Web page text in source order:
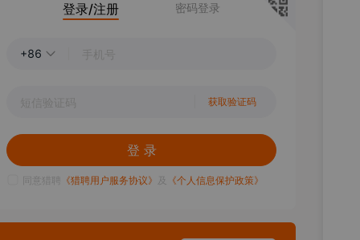
登录/注册 密码登录
+86
获取验证码
登 录
同意猎聘 《猎聘用户服务协议》 及 《个人信息保护政策》